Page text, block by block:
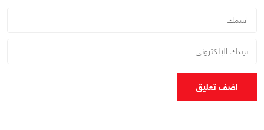
اضف تعليق